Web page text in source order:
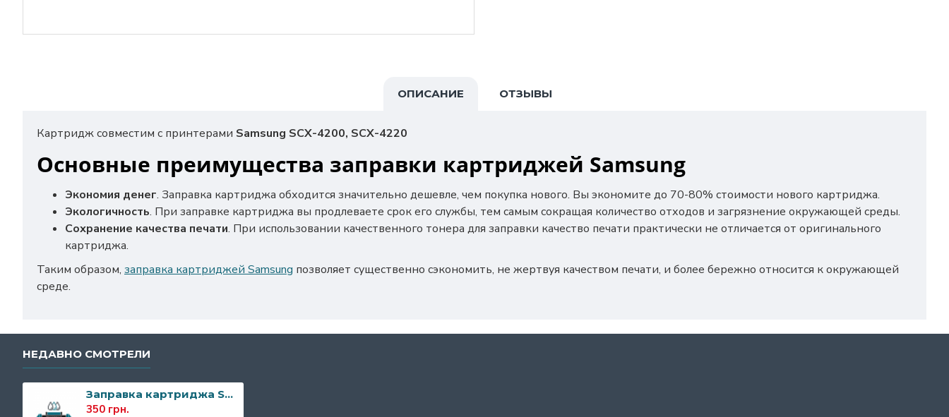
ОПИСАНИЕ ОТЗЫВЫ
Картридж совместим с принтерами Samsung SCX-4200, SCX-4220
Основные преимущества заправки картриджей Samsung
Экономия денег. Заправка картриджа обходится значительно дешевле, чем покупка нового. Вы экономите до 70-80% стоимости нового картриджа.
Экологичность. При заправке картриджа вы продлеваете срок его службы, тем самым сокращая количество отходов и загрязнение окружающей среды.
Сохранение качества печати. При использовании качественного тонера для заправки качество печати практически не отличается от оригинального
картриджа.
Таким образом, заправка картриджей Samsung позволяет существенно сэкономить, не жертвуя качеством печати, и более бережно относится к окружающей
среде.
НЕДАВНО СМОТРЕЛИ
Заправка картриджа Samsung SCX-4200A
350 грн.